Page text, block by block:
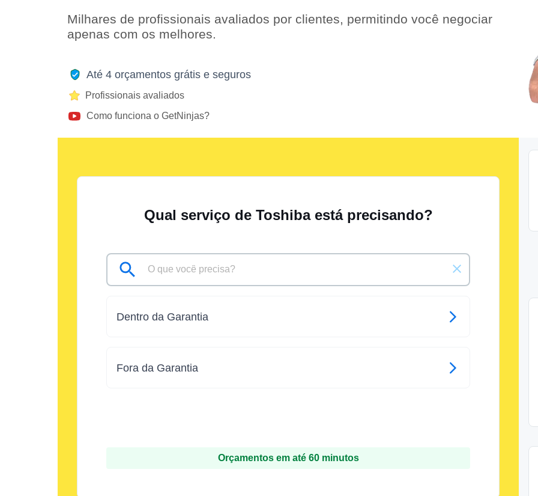
Milhares de profissionais avaliados por clientes, permitindo você negociar
apenas com os melhores.
Até 4 orçamentos grátis e seguros
Profissionais avaliados
Como funciona o GetNinjas?
Qual serviço de Toshiba está precisando?
Dentro da Garantia
Fora da Garantia
Orçamentos em até 60 minutos